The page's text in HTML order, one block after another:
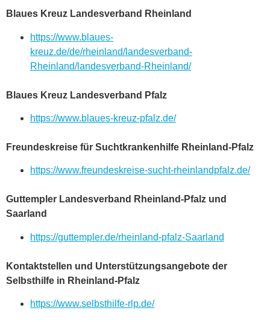
Blaues Kreuz Landesverband Rheinland
https://www.blaues-
kreuz.de/de/rheinland/landesverband-
Rheinland/landesverband-Rheinland/
Blaues Kreuz Landesverband Pfalz
https://www.blaues-kreuz-pfalz.de/
Freundeskreise für Suchtkrankenhilfe Rheinland-Pfalz
https://www.freundeskreise-sucht-rheinlandpfalz.de/
Guttempler Landesverband Rheinland-Pfalz und
Saarland
https://guttempler.de/rheinland-pfalz-Saarland
Kontaktstellen und Unterstützungsangebote der
Selbsthilfe in Rheinland-Pfalz
https://www.selbsthilfe-rlp.de/